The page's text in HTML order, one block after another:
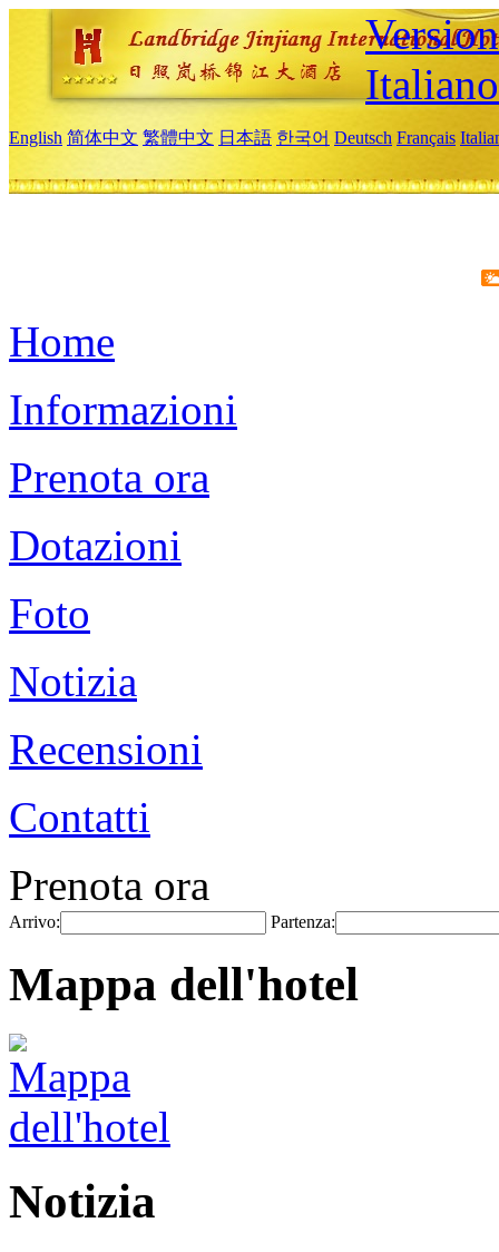
Italiano
English 简体中文 繁體中文 日本語 한국어 Deutsch Français
Home
Informazioni
Prenota ora
Dotazioni
Foto
Notizia
Recensioni
Contatti
Prenota ora
Arrivo: Partenza:
Mappa dell'hotel
Notizia